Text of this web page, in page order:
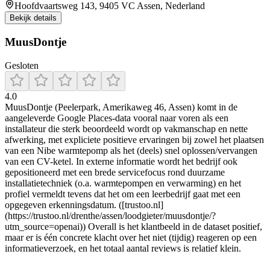
Hoofdvaartsweg 143, 9405 VC Assen, Nederland
Bekijk details
MuusDontje
Gesloten
4.0
MuusDontje (Peelerpark, Amerikaweg 46, Assen) komt in de
aangeleverde Google Places-data vooral naar voren als een
installateur die sterk beoordeeld wordt op vakmanschap en nette
afwerking, met expliciete positieve ervaringen bij zowel het plaatsen
van een Nibe warmtepomp als het (deels) snel oplossen/vervangen
van een CV-ketel. In externe informatie wordt het bedrijf ook
gepositioneerd met een brede servicefocus rond duurzame
installatietechniek (o.a. warmtepompen en verwarming) en het
profiel vermeldt tevens dat het om een leerbedrijf gaat met een
opgegeven erkenningsdatum. ([trustoo.nl]
(https://trustoo.nl/drenthe/assen/loodgieter/muusdontje/?
utm_source=openai)) Overall is het klantbeeld in de dataset positief,
maar er is één concrete klacht over het niet (tijdig) reageren op een
informatieverzoek, en het totaal aantal reviews is relatief klein.